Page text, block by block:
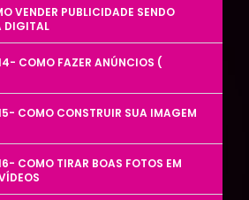
VENDER PUBLICIDADE SENDO
DIGITAL
COMO FAZER ANÚNCIOS (
COMO CONSTRUIR SUA IMAGEM
COMO TIRAR BOAS FOTOS EM